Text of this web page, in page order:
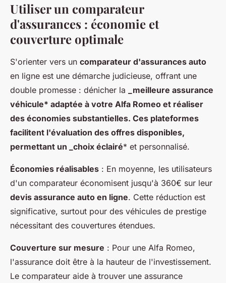
Utiliser un comparateur
d'assurances : économie et
couverture optimale
S'orienter vers un comparateur d'assurances auto
en ligne est une démarche judicieuse, offrant une
double promesse : dénicher la
_meilleure assurance
véhicule* adaptée à votre Alfa Romeo et réaliser
des économies substantielles. Ces plateformes
facilitent l'évaluation des offres disponibles,
permettant un _choix éclairé* et personnalisé.
Économies réalisables : En moyenne, les utilisateurs
d'un comparateur économisent jusqu'à 360€ sur leur
devis assurance auto en ligne. Cette réduction est
significative, surtout pour des véhicules de prestige
nécessitant des couvertures étendues.
Couverture sur mesure : Pour une Alfa Romeo,
l'assurance doit être à la hauteur de l'investissement.
Le comparateur aide à trouver une assurance